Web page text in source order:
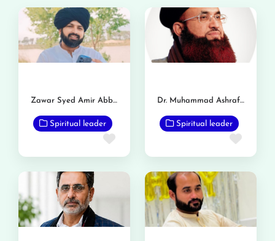
Zawar Syed Amir Abbas Bukhari
Spiritual leader
Favorite
Dr. Muhammad Ashraf Asif Jalali
Spiritual leader